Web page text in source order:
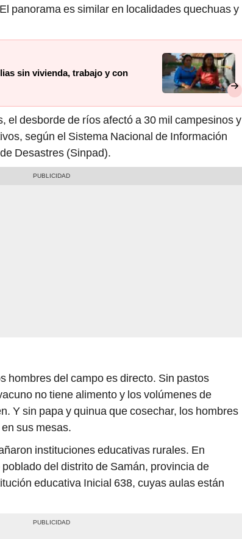
panorama es similar en localidades quechuas y
sin vivienda, trabajo y con
el desborde de ríos afectó a 30 mil campesinos y
según el Sistema Nacional de Información
Desastres (Sinpad).
hombres del campo es directo. Sin pastos
no tiene alimento y los volúmenes de
Y sin papa y quinua que cosechar, los hombres
sus mesas.
instituciones educativas rurales. En
del distrito de Samán, provincia de
educativa Inicial 638, cuyas aulas están